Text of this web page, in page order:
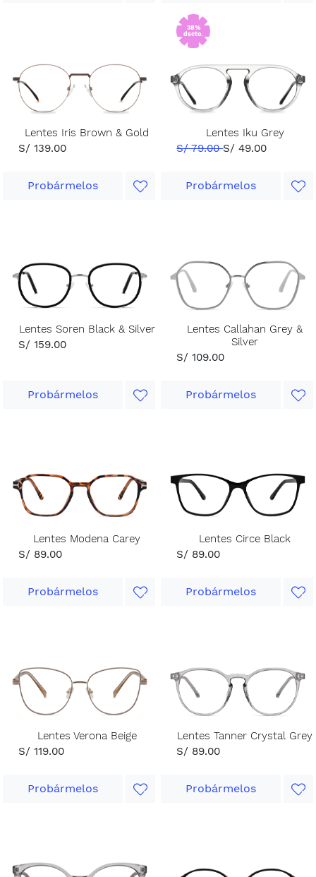
Lentes Iris Brown & Gold
S/ 139.00
Probármelos
38%
dscto.
Lentes Iku Grey
S/ 79.00S/ 49.00
Probármelos
Lentes Soren Black & Silver
S/ 159.00
Probármelos
Lentes Callahan Grey &
Silver
S/ 109.00
Probármelos
Lentes Modena Carey
S/ 89.00
Probármelos
Lentes Circe Black
S/ 89.00
Probármelos
Lentes Verona Beige
S/ 119.00
Probármelos
Lentes Tanner Crystal Grey
S/ 89.00
Probármelos